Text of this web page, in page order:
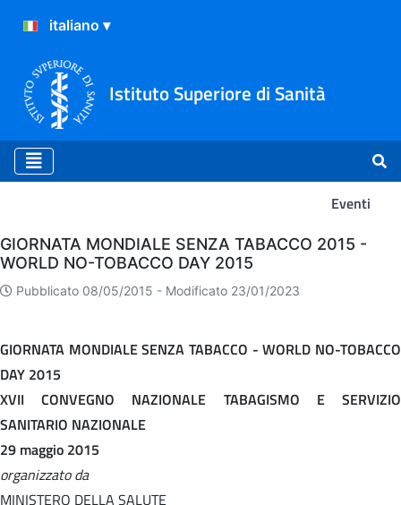
Istituto Superiore di Sanità
Eventi
Eventi
GIORNATA MONDIALE SENZA TABACCO 2015 -
WORLD NO-TOBACCO DAY 2015
Pubblicato 08/05/2015 - Modificato 23/01/2023
GIORNATA MONDIALE SENZA TABACCO - WORLD NO-TOBACCO
DAY 2015
XVII CONVEGNO NAZIONALE TABAGISMO E SERVIZIO
SANITARIO NAZIONALE
29 maggio 2015
organizzato da
MINISTERO DELLA SALUTE